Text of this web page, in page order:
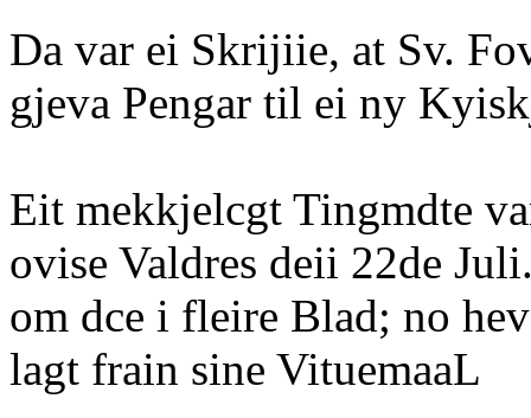
Da var ei Skrijiie, at Sv.
gjeva Pengar til ei ny
Eit mekkjelcgt Tingmdte
ovise Valdres deii 22de
om dce i fleire Blad; no
lagt frain sine VituemaaL